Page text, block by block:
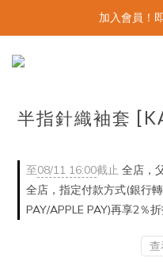
加入會員！
半指針織袖套
至08/11 16:00截止 全店，
全店，指定付款方式(銀行
PAY/APPLE PAY)再享2％
查